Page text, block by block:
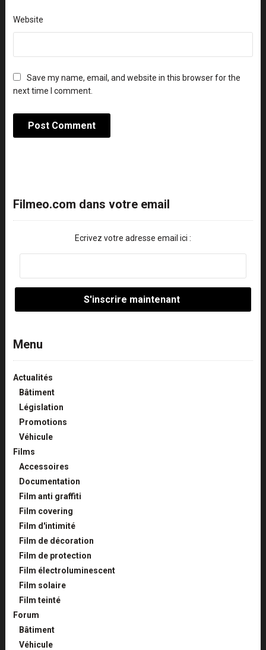
Website
Save my name, email, and website in this browser for the
next time I comment.
Filmeo.com dans votre email
Ecrivez votre adresse email ici :
Menu
Actualités
Bâtiment
Législation
Promotions
Véhicule
Films
Accessoires
Documentation
Film anti graffiti
Film covering
Film d'intimité
Film de décoration
Film de protection
Film électroluminescent
Film solaire
Film teinté
Forum
Bâtiment
Véhicule